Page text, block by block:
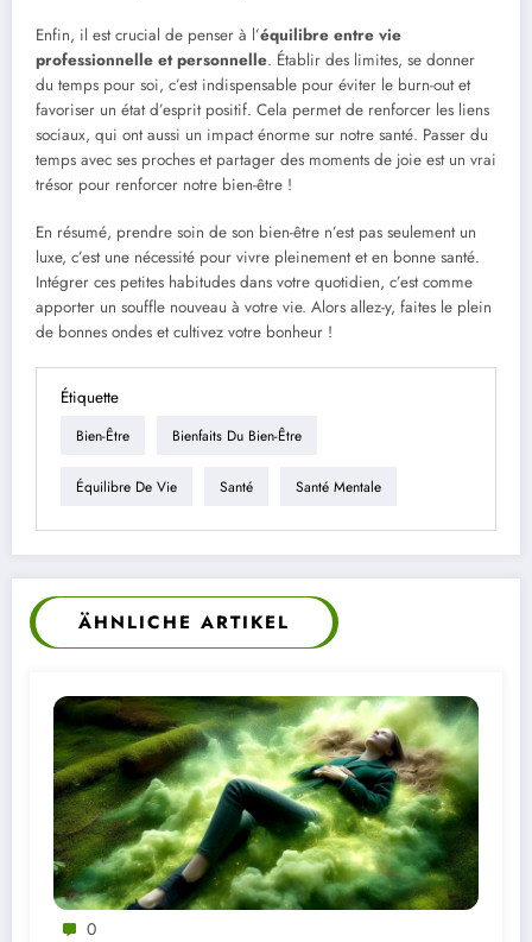
Enfin, il est crucial de penser à l’équilibre entre vie
professionnelle et personnelle. Établir des limites, se donner
du temps pour soi, c’est indispensable pour éviter le burn-out et
favoriser un état d’esprit positif. Cela permet de renforcer les liens
sociaux, qui ont aussi un impact énorme sur notre santé. Passer du
temps avec ses proches et partager des moments de joie est un vrai
trésor pour renforcer notre bien-être !
En résumé, prendre soin de son bien-être n’est pas seulement un
luxe, c’est une nécessité pour vivre pleinement et en bonne santé.
Intégrer ces petites habitudes dans votre quotidien, c’est comme
apporter un souffle nouveau à votre vie. Alors allez-y, faites le plein
de bonnes ondes et cultivez votre bonheur !
Étiquette
Bien-Être Bienfaits Du Bien-Être
Équilibre De Vie Santé Santé Mentale
ÄHNLICHE ARTIKEL
0